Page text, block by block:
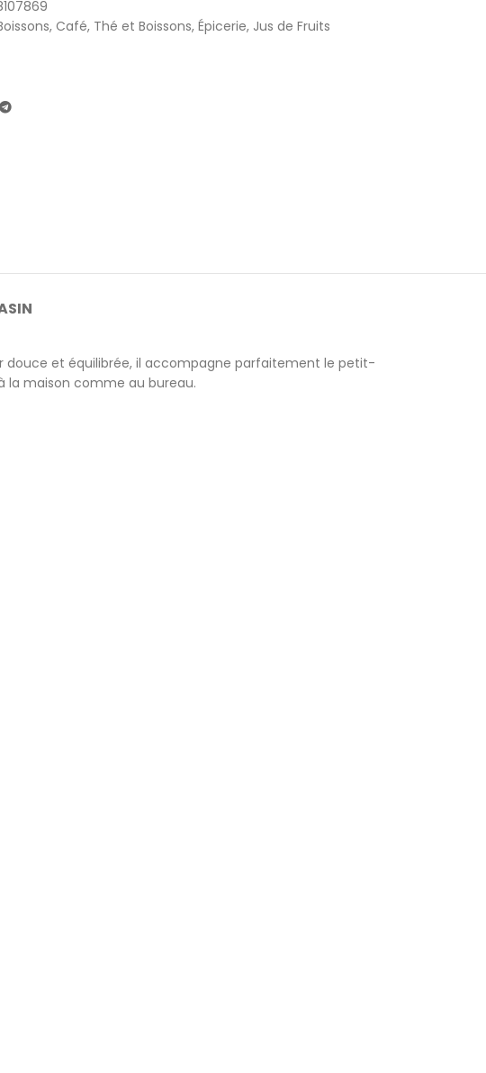
, Café, Thé et Boissons, Épicerie, Jus de Fruits
douce et équilibrée, il accompagne parfaitement le petit-
la maison comme au bureau.